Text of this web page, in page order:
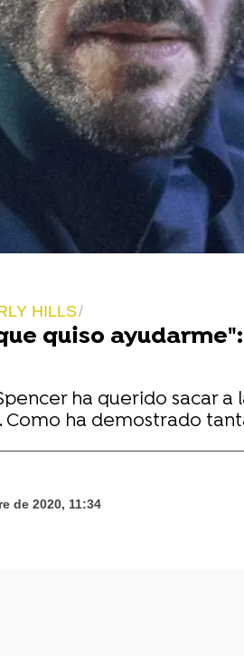
HILLS
quiso
ha querido sacar
Como ha demostrado
de 2020, 11:34